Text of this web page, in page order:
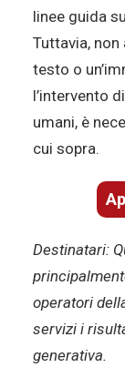
linee guida
Tuttavia,
testo o
l’intervento
umani, è
cui sopra.
Destinatari:
operatori
servizi i
generativa.